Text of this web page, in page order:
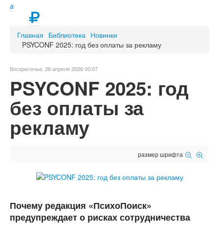
a
Главная Библиотека Новинки
PSYCONF 2025: год без оплаты за рекламу
Воскресенье, 26 апреля 2026 00:07
PSYCONF 2025: год
без оплаты за
рекламу
размер шрифта
Почему редакция «ПсихоПоиск»
предупреждает о рисках сотрудничества